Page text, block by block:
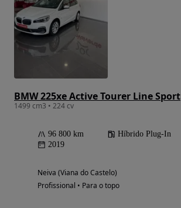
BMW 225xe Active Tourer Line Sport
1499 cm3 • 224 cv
96 800 km Híbrido Plug-In
2019
Neiva (Viana do Castelo)
Profissional • Para o topo